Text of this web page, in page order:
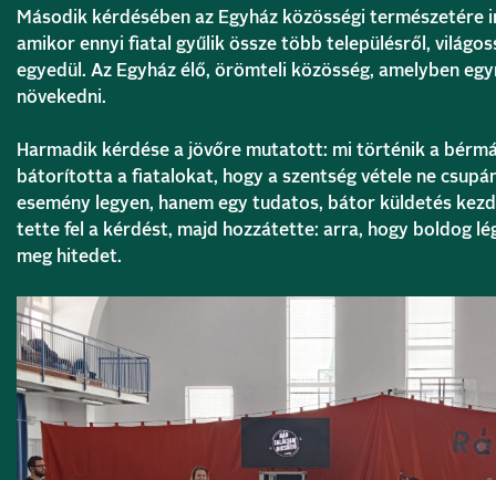
Második kérdésében az Egyház közösségi
amikor ennyi fiatal gyűlik össze több településről,
egyedül. Az Egyház élő, örömteli közösség, amelyben
növekedni.
Harmadik kérdése a jövőre mutatott: mi történik a
bátorította a fiatalokat, hogy a szentség vétele ne
esemény legyen, hanem egy tudatos, bátor küldetés
tette fel a kérdést, majd hozzátette: arra, hogy boldog
meg hitedet.